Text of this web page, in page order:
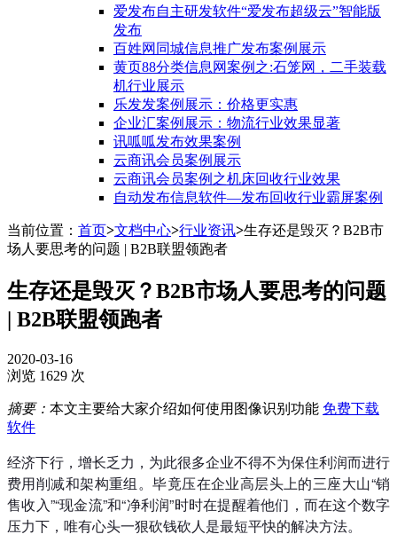
爱发布自主研发软件“爱发布超级云”智能版
发布
百姓网同城信息推广发布案例展示
黄页88分类信息网案例之:石笼网，二手装载
机行业展示
乐发发案例展示：价格更实惠
企业汇案例展示：物流行业效果显著
讯呱呱发布效果案例
云商讯会员案例展示
云商讯会员案例之机床回收行业效果
自动发布信息软件—发布回收行业霸屏案例
当前位置： 首页>文档中心>行业资讯>生存还是毁灭？B2B市
场人要思考的问题 | B2B联盟领跑者
生存还是毁灭？B2B市场人要思考的问题
| B2B联盟领跑者
2020-03-16
浏览 1629 次
摘要： 本文主要给大家介绍如何使用图像识别功能 免费下载
软件
经济下行，增长乏力，为此很多企业不得不为保住利润而进行
费用削减和架构重组。毕竟压在企业高层头上的三座大山“销
售收入”“现金流”和“净利润”时时在提醒着他们，而在这个数字
压力下，唯有心头一狠砍钱砍人是最短平快的解决方法。